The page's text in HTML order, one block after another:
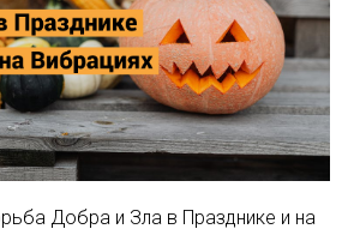
Добра и Зла в Празднике и на